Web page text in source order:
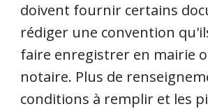
doivent fournir certains
rédiger une convention
faire enregistrer en mairie
notaire. Plus de
conditions à remplir et les